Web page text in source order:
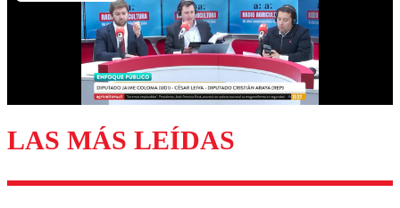
Enviar comentario
LAS MÁS LEÍDAS